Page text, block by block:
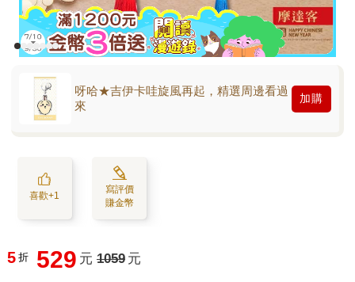
呀哈★吉伊卡哇旋風再起，精選周邊看過
來
加購
喜歡+1
寫評價
賺金幣
5 折 529 元 1059 元